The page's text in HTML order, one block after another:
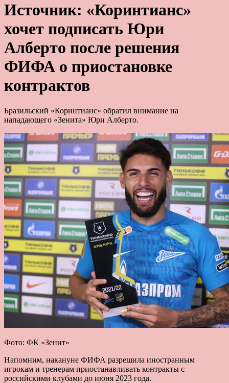
Источник: «Коринтианс»
хочет подписать Юри
Алберто после решения
ФИФА о приостановке
контрактов
Бразильский «Коринтианс» обратил внимание на
нападающего «Зенита» Юри Алберто.
Фото: ФК «Зенит»
Напомним, накануне ФИФА разрешила иностранным
игрокам и тренерам приостанавливать контракты с
российскими клубами до июня 2023 года.